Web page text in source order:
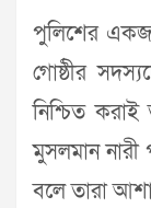
পুলিশের
গোষ্ঠীর
নিশ্চিত
মুসলমান নারী
বলে তারা